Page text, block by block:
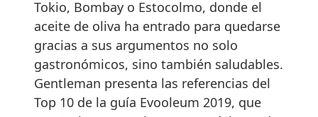
Tokio, Bombay o Estocolmo, donde el
aceite de oliva ha entrado para quedarse
gracias a sus argumentos no solo
gastronómicos, sino también saludables.
Gentleman presenta las referencias del
Top 10 de la guía Evooleum 2019, que